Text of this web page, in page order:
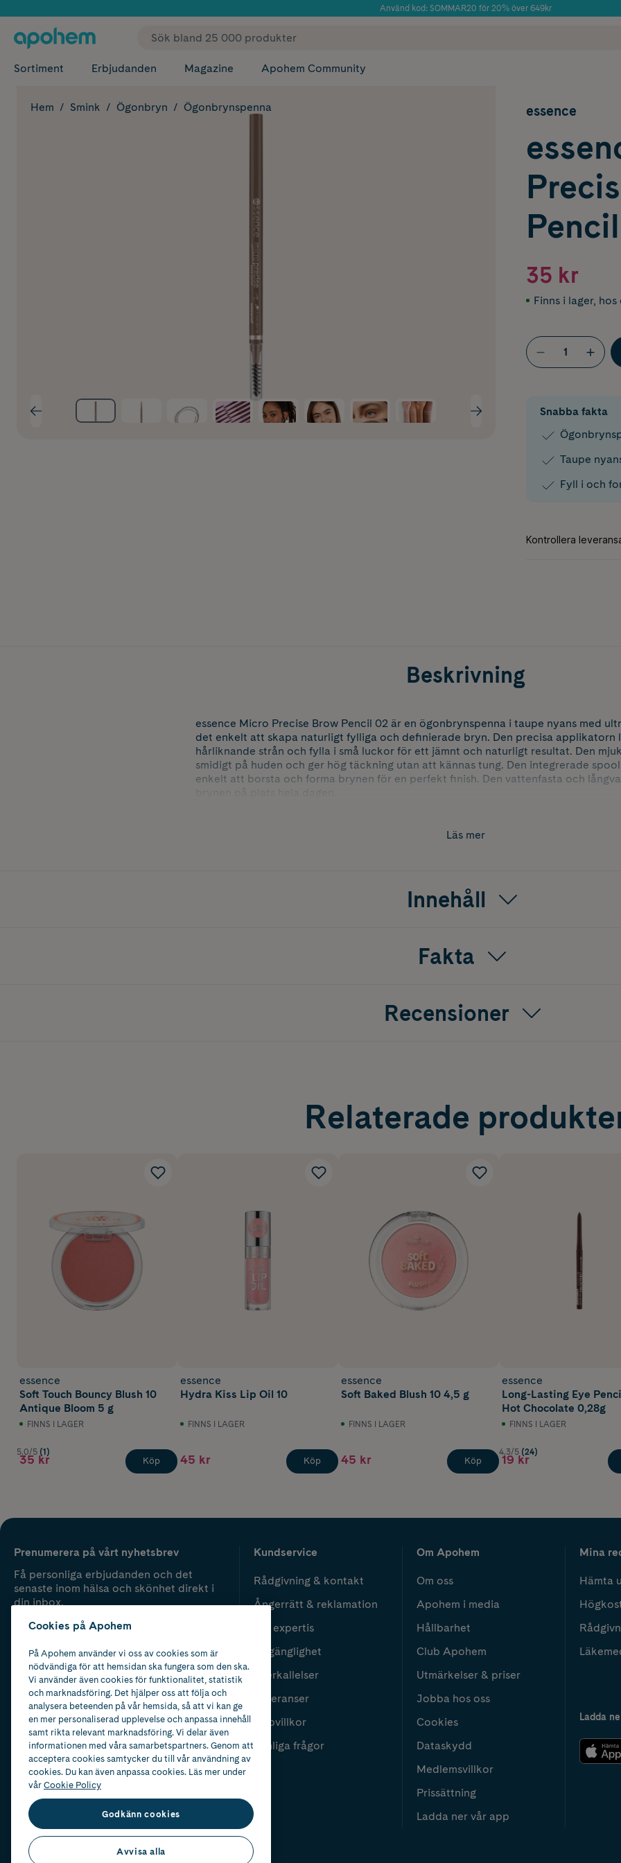
Använd kod: SOMMAR20 för 20% över 649kr
✓ Fri frakt
Sortiment Erbjudanden Magazine Apohem Community
Hem Smink Ögonbryn Ögonbrynspenna essence
35 kr
Finns i lager, hos
Snabba fakta
Taupe
Fyll i och
Beskrivning
essence Micro Precise Brow Pencil 02 är en ögonbrynspenna i taupe nyans med
det enkelt att skapa naturligt fylliga och definierade bryn. Den precisa applikatorn
hårliknande strån och fylla i små luckor för ett jämnt och naturligt resultat. Den
smidigt på huden och ger hög täckning utan att kännas tung. Den integrerade
enkelt att borsta och forma brynen för en perfekt finish. Den vattenfasta och
brynen på plats hela dagen.
Läs mer
Innehåll
Fakta
Recensioner
Relaterade
essence
Soft Touch Bouncy Blush 10
Antique Bloom 5 g
FINNS I LAGER
5.0/5 (1)
35 kr Köp
essence
Hydra Kiss Lip Oil 10
FINNS I LAGER
45 kr Köp
essence
Soft Baked Blush 10 4,5 g
FINNS I LAGER
45 kr Köp
essence
Long-Lasting Eye
Hot Chocolate 0,28g
FINNS I LAGER
4.3/5 (24)
19 kr
Prenumerera på vårt nyhetsbrev
Få personliga erbjudanden och det
senaste inom hälsa och skönhet direkt i
din inbox.
Kundservice
Rådgivning & kontakt
Ångerrätt & reklamation
Vår expertis
Tillgänglighet
Återkallelser
Leveranser
Köpvillkor
Vanliga frågor
Om Apohem
Om oss
Apohem i media
Hållbarhet
Club Apohem
Utmärkelser & priser
Jobba hos oss
Cookies
Dataskydd
Medlemsvillkor
Prissättning
Ladda ner vår app
Mina
Hämta
Ladda
Cookies på Apohem
På Apohem använder vi oss av cookies som är
nödvändiga för att hemsidan ska fungera som den ska.
Vi använder även cookies för funktionalitet, statistik
och marknadsföring. Det hjälper oss att följa och
analysera beteenden på vår hemsida, så att vi kan ge
en mer personaliserad upplevelse och anpassa innehåll
samt rikta relevant marknadsföring. Vi delar även
informationen med våra samarbetspartners. Genom att
acceptera cookies samtycker du till vår användning av
cookies. Du kan även anpassa cookies. Läs mer under
vårCookie Policy
Godkänn cookies
Avvisa alla